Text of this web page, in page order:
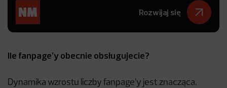
Rozwijaj się
Ile fanpage’y obecnie obsługujecie?
Dynamika wzrostu liczby fanpage’y jest znacząca.